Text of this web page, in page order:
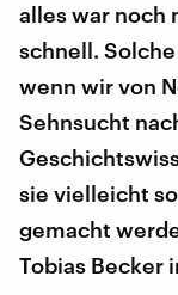
alles war noch
schnell.
wenn wir von
Sehnsucht
sie vielleicht
gemacht
Tobias Becker